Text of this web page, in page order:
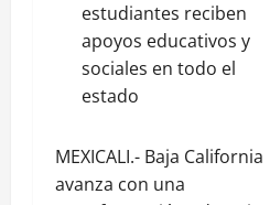
estudiantes reciben
apoyos educativos y
sociales en todo el
estado
MEXICALI.- Baja California
avanza con una